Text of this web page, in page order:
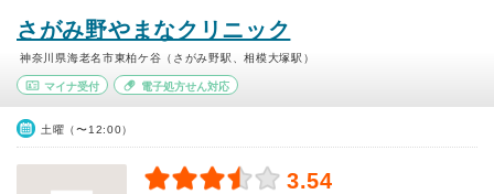
さがみ野やまなクリニック
神奈川県海老名市東柏ケ谷（さがみ野駅、相模大塚駅）
マイナ受付 電子処方せん対応
土曜（〜12:00）
3.54